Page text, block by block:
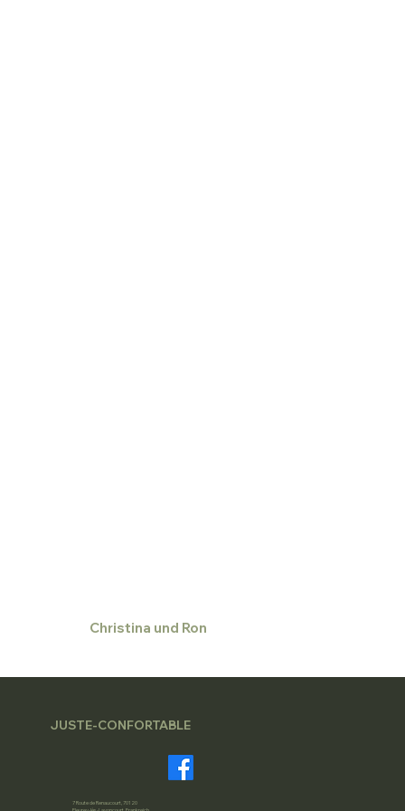
Christina und Ron
JUSTE-CONFORTABLE
7 Route de Renaucourt, 70120
Fleurey-lès-Lavoncourt, Frankreich